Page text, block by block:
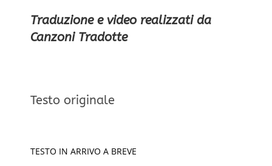
Traduzione e video realizzati da
Canzoni Tradotte
Testo originale
TESTO IN ARRIVO A BREVE